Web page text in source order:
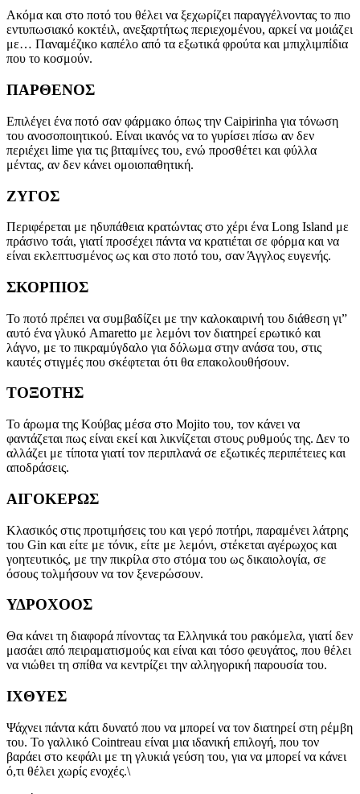
Ακόμα και στο ποτό του θέλει να ξεχωρίζει παραγγέλνοντας το πιο
εντυπωσιακό κοκτέιλ, ανεξαρτήτως περιεχομένου, αρκεί να μοιάζει
με… Παναμέζικο καπέλο από τα εξωτικά φρούτα και μπιχλιμπίδια
που το κοσμούν.
ΠΑΡΘΕΝΟΣ
Επιλέγει ένα ποτό σαν φάρμακο όπως την Caipirinha για τόνωση
του ανοσοποιητικού. Είναι ικανός να το γυρίσει πίσω αν δεν
περιέχει lime για τις βιταμίνες του, ενώ προσθέτει και φύλλα
μέντας, αν δεν κάνει ομοιοπαθητική.
ΖΥΓΟΣ
Περιφέρεται με ηδυπάθεια κρατώντας στο χέρι ένα Long Island με
πράσινο τσάι, γιατί προσέχει πάντα να κρατιέται σε φόρμα και να
είναι εκλεπτυσμένος ως και στο ποτό του, σαν Άγγλος ευγενής.
ΣΚΟΡΠΙΟΣ
Το ποτό πρέπει να συμβαδίζει με την καλοκαιρινή του διάθεση γι”
αυτό ένα γλυκό Amaretto με λεμόνι τον διατηρεί ερωτικό και
λάγνο, με το πικραμύγδαλο για δόλωμα στην ανάσα του, στις
καυτές στιγμές που σκέφτεται ότι θα επακολουθήσουν.
ΤΟΞΟΤΗΣ
Το άρωμα της Κούβας μέσα στο Mojito του, τον κάνει να
φαντάζεται πως είναι εκεί και λικνίζεται στους ρυθμούς της. Δεν το
αλλάζει με τίποτα γιατί τον περιπλανά σε εξωτικές περιπέτειες και
αποδράσεις.
ΑΙΓΟΚΕΡΩΣ
Κλασικός στις προτιμήσεις του και γερό ποτήρι, παραμένει λάτρης
του Gin και είτε με τόνικ, είτε με λεμόνι, στέκεται αγέρωχος και
γοητευτικός, με την πικρίλα στο στόμα του ως δικαιολογία, σε
όσους τολμήσουν να τον ξενερώσουν.
ΥΔΡΟΧΟΟΣ
Θα κάνει τη διαφορά πίνοντας τα Ελληνικά του ρακόμελα, γιατί δεν
μασάει από πειραματισμούς και είναι και τόσο φευγάτος, που θέλει
να νιώθει τη σπίθα να κεντρίζει την αλληγορική παρουσία του.
ΙΧΘΥΕΣ
Ψάχνει πάντα κάτι δυνατό που να μπορεί να τον διατηρεί στη ρέμβη
του. Το γαλλικό Cointreau είναι μια ιδανική επιλογή, που τον
βαράει στο κεφάλι με τη γλυκιά γεύση του, για να μπορεί να κάνει
ό,τι θέλει χωρίς ενοχές.\